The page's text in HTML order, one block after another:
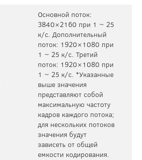
Основной поток:
3840×2160 при 1 ~ 25
к/с. Дополнительный
поток: 1920×1080 при
1 ~ 25 к/с. Третий
поток: 1920×1080 при
1 ~ 25 к/с. *Указанные
выше значения
представляют собой
максимальную частоту
кадров каждого потока;
для нескольких потоков
значения будут
зависеть от общей
емкости кодирования.